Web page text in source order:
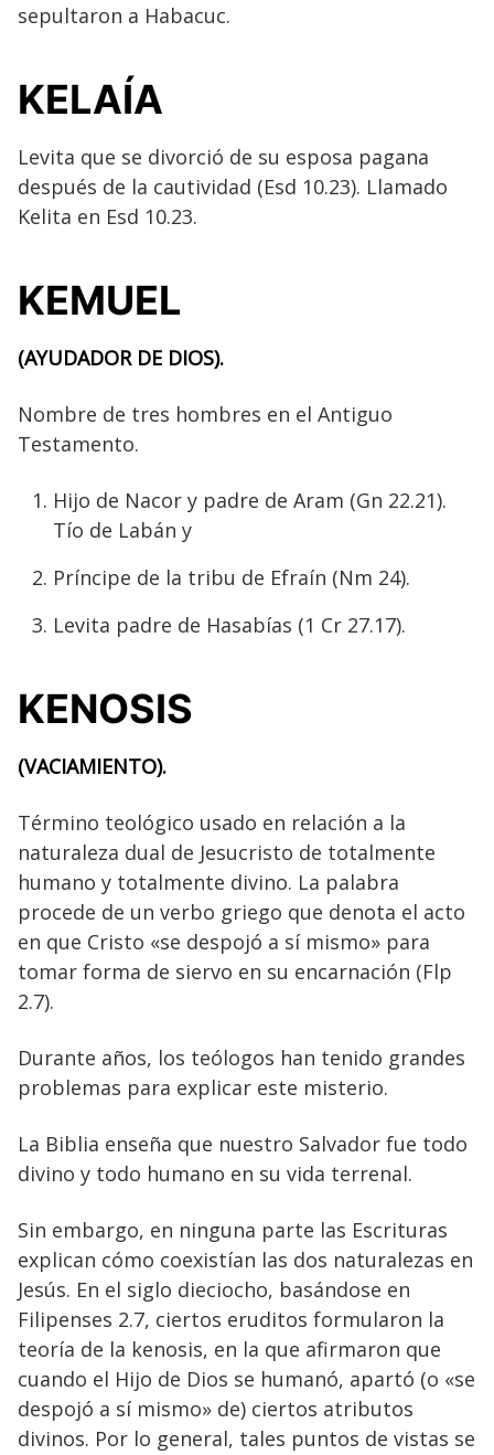
sepultaron a Habacuc.
KELAÍA
Levita que se divorció de su esposa pagana
después de la cautividad (Esd 10.23). Llamado
Kelita en Esd 10.23.
KEMUEL
(AYUDADOR DE DIOS).
Nombre de tres hombres en el Antiguo
Testamento.
Hijo de Nacor y padre de Aram (Gn 22.21).
Tío de Labán y
Príncipe de la tribu de Efraín (Nm 24).
Levita padre de Hasabías (1 Cr 27.17).
KENOSIS
(VACIAMIENTO).
Término teológico usado en relación a la
naturaleza dual de Jesucristo de totalmente
humano y totalmente divino. La palabra
procede de un verbo griego que denota el acto
en que Cristo «se despojó a sí mismo» para
tomar forma de siervo en su encarnación (Flp
2.7).
Durante años, los teólogos han tenido grandes
problemas para explicar este misterio.
La Biblia enseña que nuestro Salvador fue todo
divino y todo humano en su vida terrenal.
Sin embargo, en ninguna parte las Escrituras
explican cómo coexistían las dos naturalezas en
Jesús. En el siglo dieciocho, basándose en
Filipenses 2.7, ciertos eruditos formularon la
teoría de la kenosis, en la que afirmaron que
cuando el Hijo de Dios se humanó, apartó (o «se
despojó a sí mismo» de) ciertos atributos
divinos. Por lo general, tales puntos de vistas se